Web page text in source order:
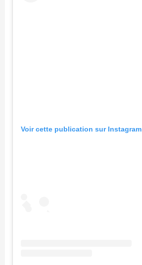
Voir cette publication sur Instagram